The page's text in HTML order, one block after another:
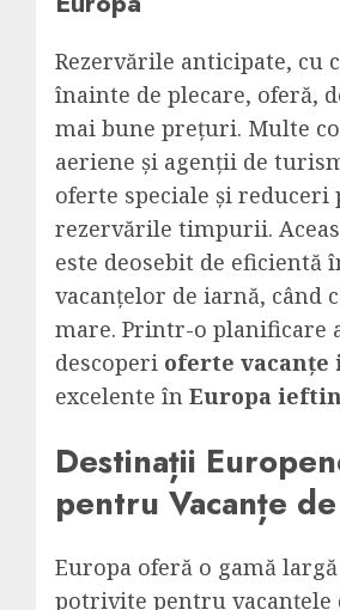
Rezervările anticipate, cu
înainte de plecare, oferă,
mai bune prețuri. Multe
aeriene și agenții de
oferte speciale și reduceri
rezervările timpurii.
este deosebit de eficientă
vacanțelor de iarnă, când
mare. Printr-o planificare
descoperi oferte vacanțe
excelente în Europa ieftin
Destinații
pentru Vacanțe
Europa oferă o gamă
potrivite pentru vacanțele